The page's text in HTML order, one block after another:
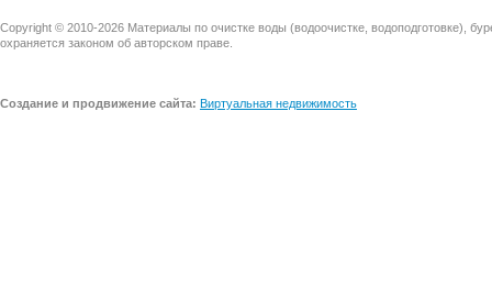
Copyright © 2010-2026 Материалы по очистке воды (водоочистке, водоподготовке),
охраняется законом об авторском праве.
Создание и продвижение сайта: Виртуальная недвижимость